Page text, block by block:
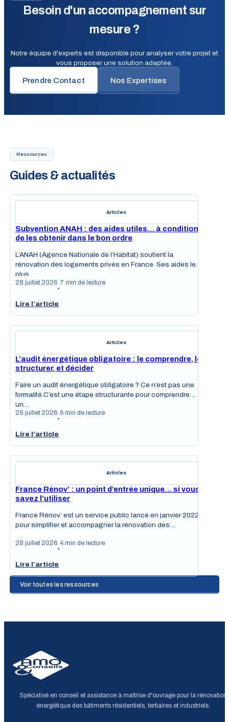
Besoin d'un accompagnement sur
mesure ?
Notre équipe d'experts est disponible pour analyser votre projet et
vous proposer une solution adaptée.
Prendre Contact Nos Expertises
Ressources
Guides & actualités
Articles
Subvention ANAH : des aides utiles… à condition
de les obtenir dans le bon ordre
L’ANAH (Agence Nationale de l’Habitat) soutient la
rénovation des logements privés en France. Ses aides les
plus…
28 juillet 2026
•
7 min de lecture
Lire l’article
Articles
L’audit énergétique obligatoire : le comprendre, le
structurer, et décider
Faire un audit énergétique obligatoire ? Ce n’est pas une
formalité.C’est une étape structurante pour comprendre
un…
28 juillet 2026
•
6 min de lecture
Lire l’article
Articles
France Rénov’ : un point d’entrée unique… si vous
savez l’utiliser
France Rénov’ est un service public lancé en janvier 2022
pour simplifier et accompagner la rénovation des…
28 juillet 2026
•
4 min de lecture
Lire l’article
Voir toutes les ressources
Spécialisé en conseil et assistance à maîtrise d'ouvrage pour la rénovation
énergétique des bâtiments résidentiels, tertiaires et industriels.